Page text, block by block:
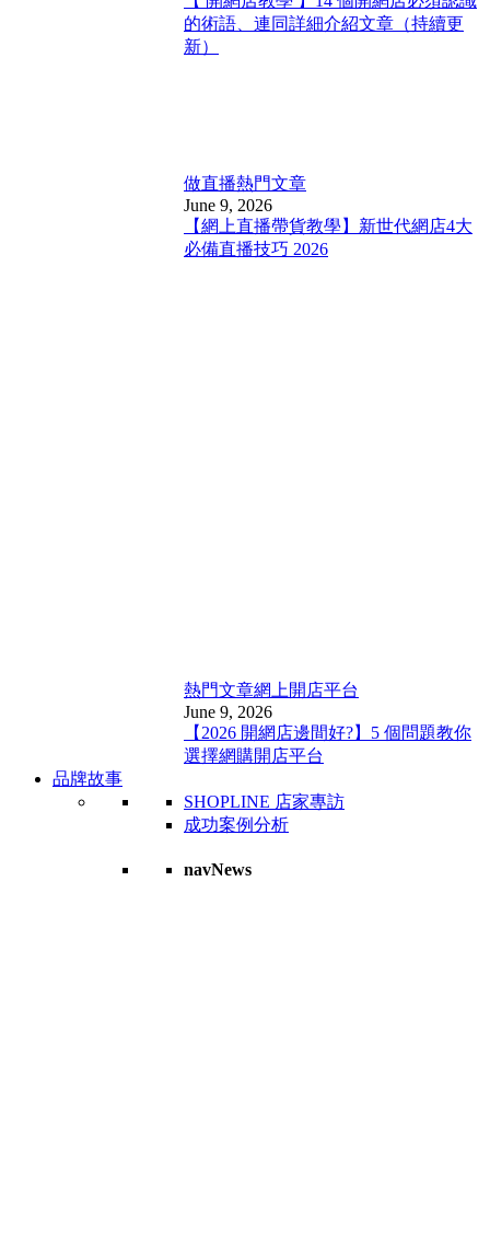
的術語、連同詳細介紹文章（持續更
新）
做直播熱門文章
June 9, 2026
【網上直播帶貨教學】新世代網店4大
必備直播技巧 2026
熱門文章網上開店平台
June 9, 2026
【2026 開網店邊間好?】5 個問題教你
選擇網購開店平台
品牌故事
SHOPLINE 店家專訪
成功案例分析
navNews